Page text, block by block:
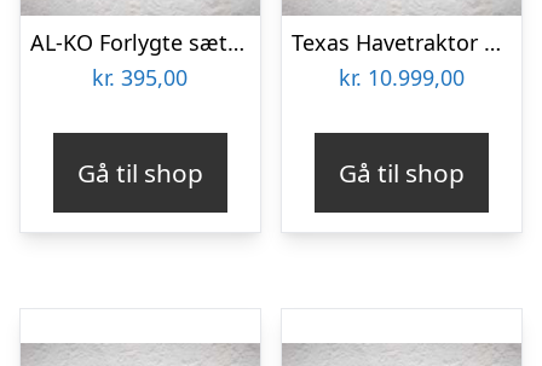
AL-KO Forlygte sæt – tilbehør til Havetraktor
kr. 395,00
Gå til shop
Texas Havetraktor Rider 6110Eâ
kr. 10.999,00
Gå til shop